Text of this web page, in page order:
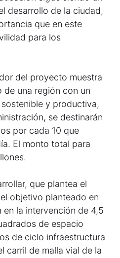
desarrollo de la ciudad,
que en este
para los
del proyecto muestra
de una región con un
y productiva,
se destinarán
por cada 10 que
El monto total para
que plantea el
objetivo planteado en
en la intervención de 4,5
de espacio
de ciclo infraestructura
carril de malla vial de la